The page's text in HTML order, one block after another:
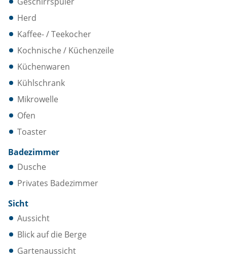
Herd
Kaffee- / Teekocher
Kochnische / Küchenzeile
Küchenwaren
Kühlschrank
Mikrowelle
Ofen
Toaster
Badezimmer
Dusche
Privates Badezimmer
Sicht
Aussicht
Blick auf die Berge
Gartenaussicht